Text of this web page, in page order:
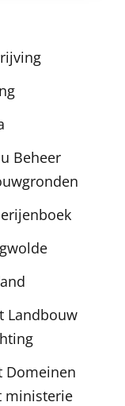
Beheer
Landbouw
Domeinen
ministerie